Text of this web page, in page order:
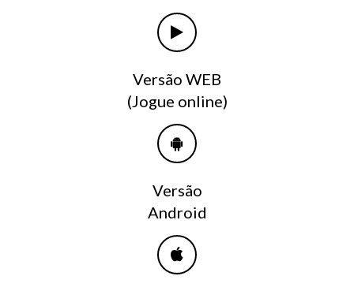
Versão WEB
(Jogue online)
Versão
Android